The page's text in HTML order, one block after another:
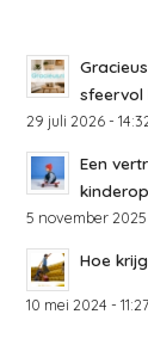
sfeervol
29 juli 2026 -
Een
5 november 2025
Hoe
10 mei 2024 - 11:27